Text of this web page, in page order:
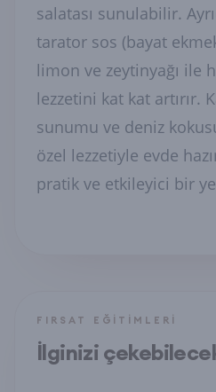
salatası sunulabilir.
tarator sos (bayat
limon ve zeytinyağı ile
lezzetini kat kat artırır.
sunumu ve deniz
özel lezzetiyle evde
pratik ve etkileyici bir
FIRSAT EĞITIMLERI
İlginizi